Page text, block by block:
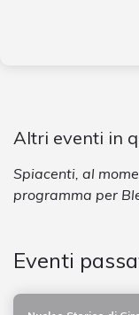
Altri eventi in
Spiacenti, al
programma per
Eventi